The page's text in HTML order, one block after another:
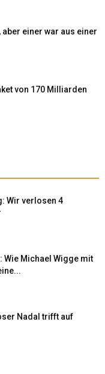
einer war aus einer
von 170 Milliarden
Wir verlosen 4
Wie Michael Wigge mit
Nadal trifft auf